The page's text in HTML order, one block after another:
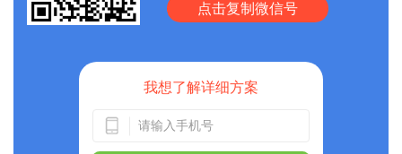
点击复制微信号
我想了解详细方案